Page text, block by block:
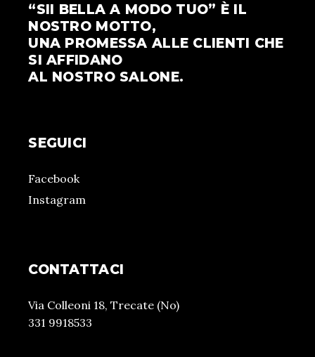
“SII BELLA A MODO TUO” È IL
NOSTRO MOTTO,
UNA PROMESSA ALLE CLIENTI CHE
SI AFFIDANO
AL NOSTRO SALONE.
SEGUICI
Facebook
Instagram
CONTATTACI
Via Colleoni 18, Trecate (No)
331 9918533